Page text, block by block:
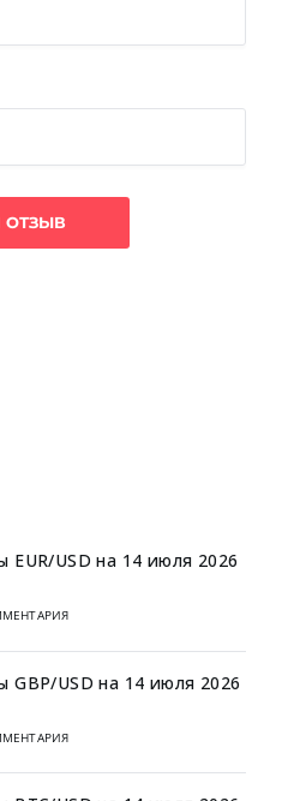
EUR/USD на 14 июля 2026
GBP/USD на 14 июля 2026